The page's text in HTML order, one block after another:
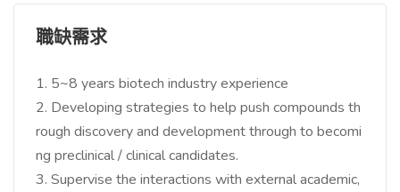
職缺需求
1. 5~8 years biotech industry experience
2. Developing strategies to help push compounds th
rough discovery and development through to becomi
ng preclinical / clinical candidates.
3. Supervise the interactions with external academic,